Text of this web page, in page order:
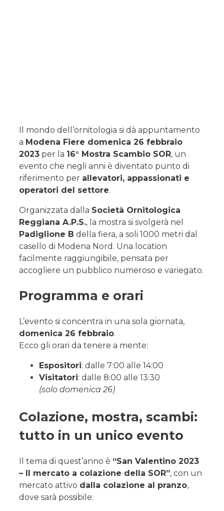
Il mondo dell’ornitologia si dà appuntamento
a Modena Fiere domenica 26 febbraio
2023 per la 16° Mostra Scambio SOR, un
evento che negli anni è diventato punto di
riferimento per allevatori, appassionati e
operatori del settore.
Organizzata dalla Società Ornitologica
Reggiana A.P.S., la mostra si svolgerà nel
Padiglione B della fiera, a soli 1000 metri dal
casello di Modena Nord. Una location
facilmente raggiungibile, pensata per
accogliere un pubblico numeroso e variegato.
Programma e orari
L’evento si concentra in una sola giornata,
domenica 26 febbraio.
Ecco gli orari da tenere a mente:
Espositori: dalle 7:00 alle 14:00
Visitatori: dalle 8:00 alle 13:30
(solo domenica 26)
Colazione, mostra, scambi:
tutto in un unico evento
Il tema di quest’anno è “San Valentino 2023
– Il mercato a colazione della SOR”, con un
mercato attivo dalla colazione al pranzo,
dove sarà possibile: